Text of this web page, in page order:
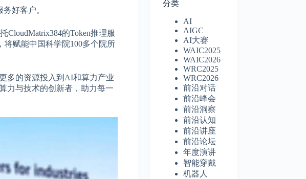
好客户。
的Token推理服
将赋能中国科学院100多个院所
多的资源投入到AI和算力产业
力与技术的创新者，助力每一
分类
AI
AIGC
AI大赛
WAIC2025
WAIC2026
WRC2025
WRC2026
前沿对话
前沿峰会
前沿洞察
前沿认知
前沿讲座
前沿论坛
年度演讲
智能穿戴
机器人